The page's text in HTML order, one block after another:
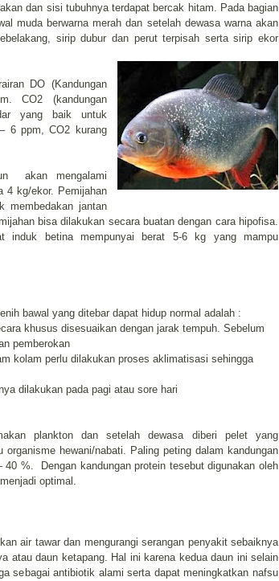
dan sisi tubuhnya terdapat bercak hitam. Pada bagian
muda berwarna merah dan setelah dewasa warna akan
sirip dubur dan perut terpisah serta sirip ekor
DO (Kandungan
CO2 (kandungan
yang baik untuk
6 ppm, CO2 kurang
akan mengalami
4 kg/ekor. Pemijahan
membedakan jantan
bisa dilakukan secara buatan dengan cara hipofisa.
induk betina mempunyai berat 5-6 kg yang mampu
bawal yang ditebar dapat hidup normal adalah :
khusus disesuaikan dengan jarak tempuh. Sebelum
pemberokan
kolam perlu dilakukan proses aklimatisasi sehingga
dilakukan pada pagi atau sore hari
plankton dan setelah dewasa diberi pelet yang
hewani/nabati. Paling peting dalam kandungan
40 %. Dengan kandungan protein tesebut digunakan oleh
optimal.
air tawar dan mengurangi serangan penyakit sebaiknya
atau daun ketapang. Hal ini karena kedua daun ini selain
sebagai antibiotik alami serta dapat meningkatkan nafsu